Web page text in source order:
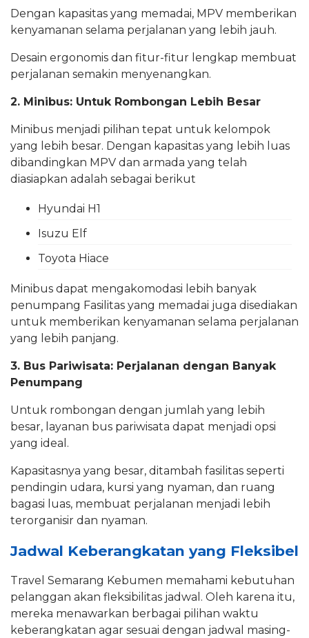
Dengan kapasitas yang memadai, MPV memberikan
kenyamanan selama perjalanan yang lebih jauh.
Desain ergonomis dan fitur-fitur lengkap membuat
perjalanan semakin menyenangkan.
2. Minibus: Untuk Rombongan Lebih Besar
Minibus menjadi pilihan tepat untuk kelompok
yang lebih besar. Dengan kapasitas yang lebih luas
dibandingkan MPV dan armada yang telah
diasiapkan adalah sebagai berikut
Hyundai H1
Isuzu Elf
Toyota Hiace
Minibus dapat mengakomodasi lebih banyak
penumpang Fasilitas yang memadai juga disediakan
untuk memberikan kenyamanan selama perjalanan
yang lebih panjang.
3. Bus Pariwisata: Perjalanan dengan Banyak
Penumpang
Untuk rombongan dengan jumlah yang lebih
besar, layanan bus pariwisata dapat menjadi opsi
yang ideal.
Kapasitasnya yang besar, ditambah fasilitas seperti
pendingin udara, kursi yang nyaman, dan ruang
bagasi luas, membuat perjalanan menjadi lebih
terorganisir dan nyaman.
Jadwal Keberangkatan yang Fleksibel
Travel Semarang Kebumen memahami kebutuhan
pelanggan akan fleksibilitas jadwal. Oleh karena itu,
mereka menawarkan berbagai pilihan waktu
keberangkatan agar sesuai dengan jadwal masing-